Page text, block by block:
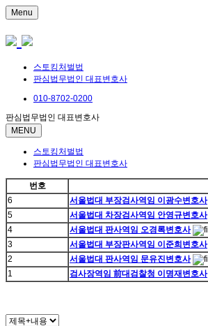
Menu
스토킹처벌법
판심법무법인 대표변호사
010-8702-0200
판심법무법인 대표변호사
MENU
스토킹처벌법
판심법무법인 대표변호사
번호
6
서울법대 부장검사역임 이광수변호사
5
서울법대 차장검사역임 안영규변호사
4
서울법대 판사역임 오경록변호사
3
서울법대 부장판사역임 이준희변호사
2
서울법대 판사역임 문유진변호사
1
검사장역임 前대검찰청 이명재변호사